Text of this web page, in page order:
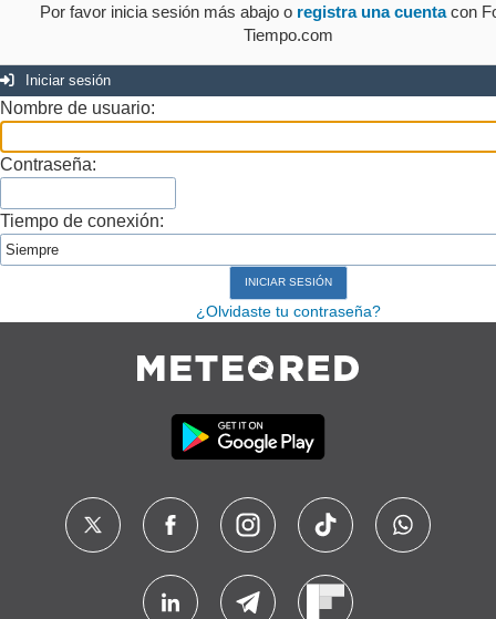
Por favor inicia sesión más abajo o registra una cuentacon
Tiempo.com
Iniciar sesión
Nombre de usuario:
Contraseña:
Tiempo de conexión:
¿Olvidaste tu contraseña?